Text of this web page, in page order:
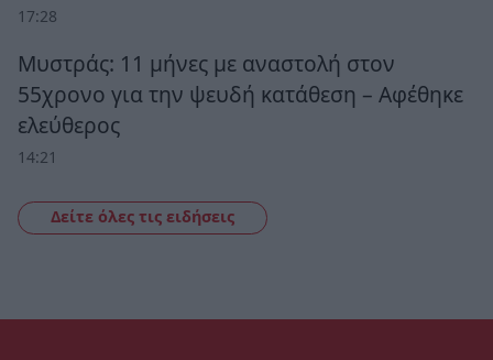
17:28
Μυστράς: 11 μήνες με αναστολή στον
55χρονο για την ψευδή κατάθεση – Αφέθηκε
ελεύθερος
14:21
Δείτε όλες τις ειδήσεις